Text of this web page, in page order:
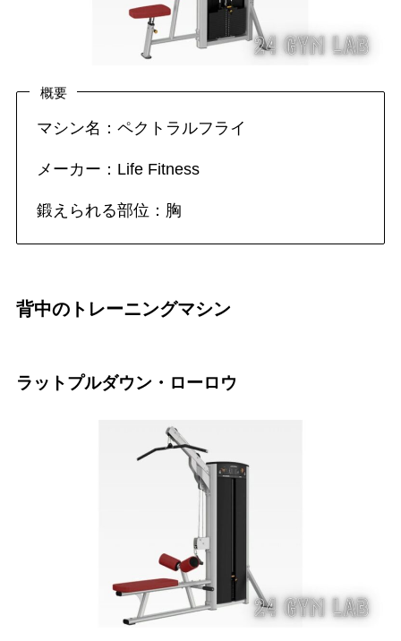
概要
マシン名：ペクトラルフライ
メーカー：Life Fitness
鍛えられる部位：胸
背中のトレーニングマシン
ラットプルダウン・ローロウ